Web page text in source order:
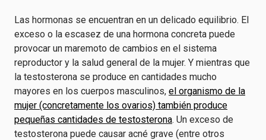
Las hormonas se encuentran en un delicado equilibrio. El
exceso o la escasez de una hormona concreta puede
provocar un maremoto de cambios en el sistema
reproductor y la salud general de la mujer. Y mientras que
la testosterona se produce en cantidades mucho
mayores en los cuerpos masculinos, el organismo de la
mujer (concretamente los ovarios) también produce
pequeñas cantidades de testosterona. Un exceso de
testosterona puede causar acné grave (entre otros